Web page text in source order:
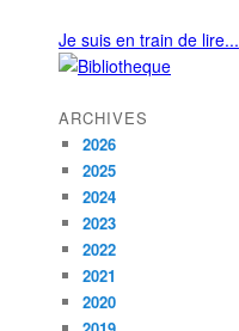
Je suis en train de lire...
ARCHIVES
2026
2025
2024
2023
2022
2021
2020